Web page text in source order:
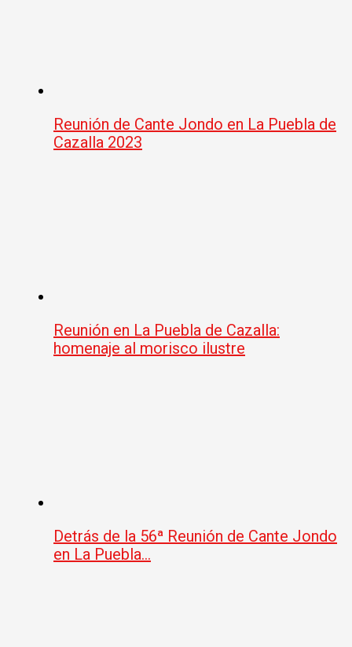
Reunión de Cante Jondo en La Puebla de
Cazalla 2023
Reunión en La Puebla de Cazalla:
homenaje al morisco ilustre
Detrás de la 56ª Reunión de Cante Jondo
en La Puebla…